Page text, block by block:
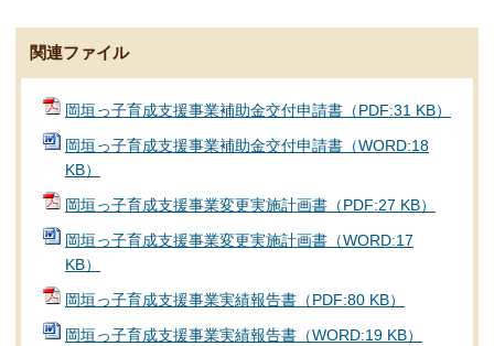
関連ファイル
岡垣っ子育成支援事業補助金交付申請書（PDF:31 KB）
岡垣っ子育成支援事業補助金交付申請書（WORD:18
KB）
岡垣っ子育成支援事業変更実施計画書（PDF:27 KB）
岡垣っ子育成支援事業変更実施計画書（WORD:17
KB）
岡垣っ子育成支援事業実績報告書（PDF:80 KB）
岡垣っ子育成支援事業実績報告書（WORD:19 KB）